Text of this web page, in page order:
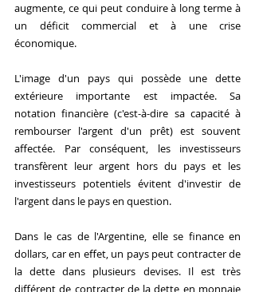
augmente, ce qui peut conduire à long terme à
un déficit commercial et à une crise
économique.
L'image d'un pays qui possède une dette
extérieure importante est impactée. Sa
notation financière (c'est-à-dire sa capacité à
rembourser l'argent d'un prêt) est souvent
affectée. Par conséquent, les investisseurs
transfèrent leur argent hors du pays et les
investisseurs potentiels évitent d'investir de
l'argent dans le pays en question.
Dans le cas de l'Argentine, elle se finance en
dollars, car en effet, un pays peut contracter de
la dette dans plusieurs devises. Il est très
différent de contracter de la dette en monnaie